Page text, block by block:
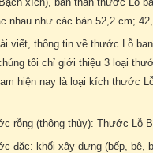
nhau như các bản 52,2 cm;
viết, thông tin về thước Lỗ
tôi chỉ giới thiệu 3 loại
hiện nay là loại kích thước
rỗng (thông thủy): Thước Lỗ
đặc: khối xây dựng (bếp, bệ,